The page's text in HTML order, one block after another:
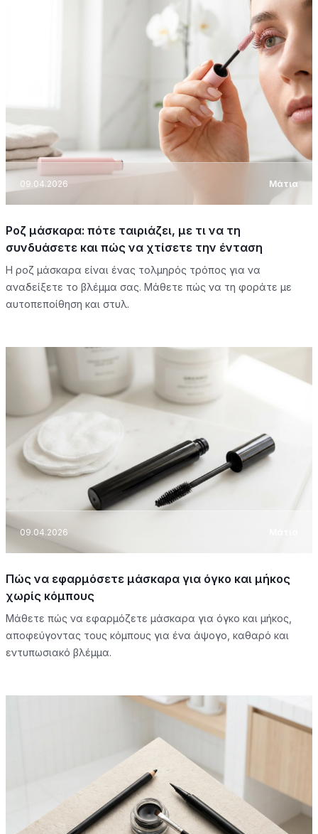
09.04.2026 Μάτια
Ροζ μάσκαρα: πότε ταιριάζει, με τι να τη
συνδυάσετε και πώς να χτίσετε την ένταση
Η ροζ μάσκαρα είναι ένας τολμηρός τρόπος για να
αναδείξετε το βλέμμα σας. Μάθετε πώς να τη φοράτε με
αυτοπεποίθηση και στυλ.
09.04.2026
Πώς να εφαρμόσετε μάσκαρα για όγκο και μήκος
χωρίς κόμπους
Μάθετε πώς να εφαρμόζετε μάσκαρα για όγκο και μήκος,
αποφεύγοντας τους κόμπους για ένα άψογο, καθαρό και
εντυπωσιακό βλέμμα.